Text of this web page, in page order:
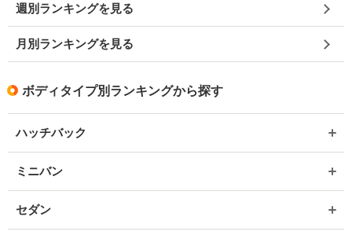
週別ランキングを見る
月別ランキングを見る
ボディタイプ別ランキングから探す
ハッチバック
ミニバン
セダン